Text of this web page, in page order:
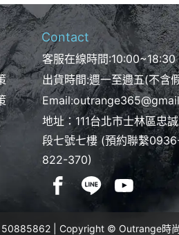
Contact
客服在線時間:10:00~18:30
出貨時間:週一至週五(不含
Email:
地址：111台北市士林區忠
段七號七樓 (預約聯繫
822-370)
50885862 | Copyright © Outrange時